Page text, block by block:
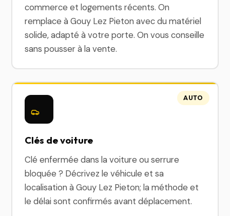
commerce et logements récents. On
remplace à Gouy Lez Pieton avec du matériel
solide, adapté à votre porte. On vous conseille
sans pousser à la vente.
Clés de voiture
Clé enfermée dans la voiture ou serrure
bloquée ? Décrivez le véhicule et sa
localisation à Gouy Lez Pieton; la méthode et
le délai sont confirmés avant déplacement.
AUTO